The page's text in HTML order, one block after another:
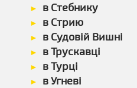
в Стебнику
в Стрию
в Судовій Вишні
в Трускавці
в Турці
в Угневі